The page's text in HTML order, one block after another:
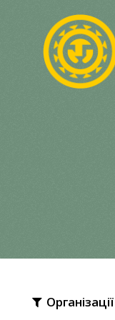
Організації